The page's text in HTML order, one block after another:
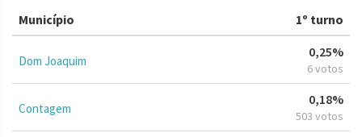
Município 1º turno
Dom Joaquim
0,25%
6 votos
Contagem
0,18%
503 votos